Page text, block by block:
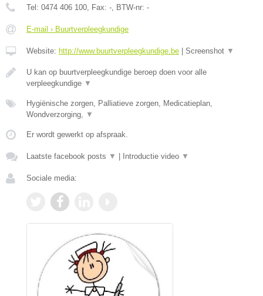
Tel: 0474 406 100, Fax: -, BTW-nr: -
E-mail › Buurtverpleegkundige
Website: http://www.buurtverpleegkundige.be Screenshot ▼
U kan op buurtverpleegkundige beroep doen voor alle
verpleegkundige ▼
Hygiënische zorgen, Palliatieve zorgen, Medicatieplan,
Wondverzorging, ▼
Er wordt gewerkt op afspraak.
Laatste facebook posts ▼ Introductie video ▼
Sociale media: